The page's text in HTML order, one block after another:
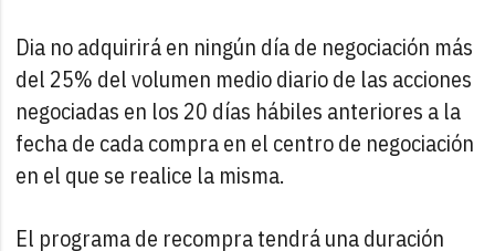
Dia no adquirirá en ningún día de negociación más
del 25% del volumen medio diario de las acciones
negociadas en los 20 días hábiles anteriores a la
fecha de cada compra en el centro de negociación
en el que se realice la misma.
El programa de recompra tendrá una duración